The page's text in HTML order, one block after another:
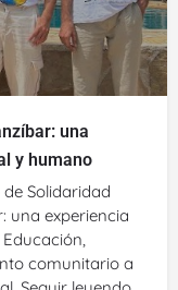
una
y humano
Solidaridad
una experiencia
comunitario a